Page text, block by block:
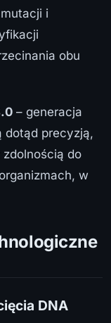
i
obu
– generacja
dotąd precyzją,
do
w
DNA